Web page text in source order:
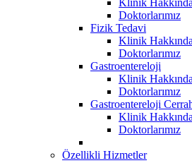
Doktorlarımız
Fizik Tedavi
Klinik Hakkında
Doktorlarımız
Gastroentereloji
Klinik Hakkında
Doktorlarımız
Gastroentereloji
Klinik Hakkında
Doktorlarımız
Özellikli Hizmetler